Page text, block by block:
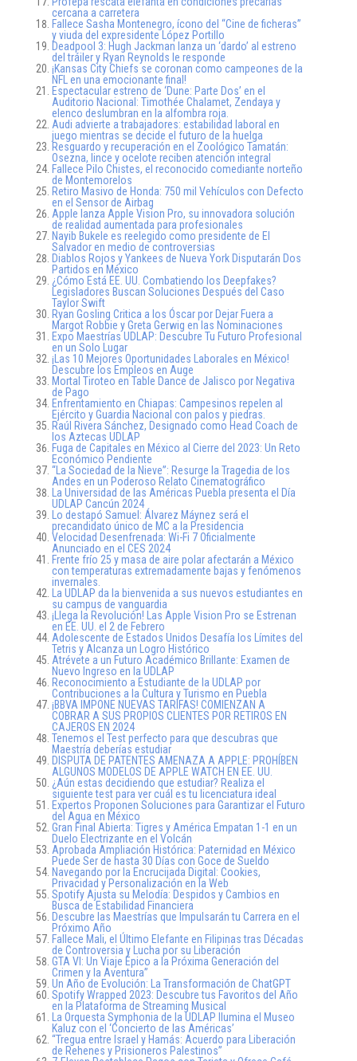
cercana a carretera
Fallece Sasha Montenegro, ícono del “Cine de ficheras”
y viuda del expresidente López Portillo
Deadpool 3: Hugh Jackman lanza un ‘dardo’ al estreno
del tráiler y Ryan Reynolds le responde
¡Kansas City Chiefs se coronan como campeones de la
NFL en una emocionante final!
Espectacular estreno de ‘Dune: Parte Dos’ en el
Auditorio Nacional: Timothée Chalamet, Zendaya y
elenco deslumbran en la alfombra roja.
Audi advierte a trabajadores: estabilidad laboral en
juego mientras se decide el futuro de la huelga
Resguardo y recuperación en el Zoológico Tamatán:
Osezna, lince y ocelote reciben atención integral
Fallece Pilo Chistes, el reconocido comediante norteño
de Montemorelos
Retiro Masivo de Honda: 750 mil Vehículos con Defecto
en el Sensor de Airbag
Apple lanza Apple Vision Pro, su innovadora solución
de realidad aumentada para profesionales
Nayib Bukele es reelegido como presidente de El
Salvador en medio de controversias
Diablos Rojos y Yankees de Nueva York Disputarán Dos
Partidos en México
¿Cómo Está EE. UU. Combatiendo los Deepfakes?
Legisladores Buscan Soluciones Después del Caso
Taylor Swift
Ryan Gosling Critica a los Óscar por Dejar Fuera a
Margot Robbie y Greta Gerwig en las Nominaciones
Expo Maestrías UDLAP: Descubre Tu Futuro Profesional
en un Solo Lugar
¡Las 10 Mejores Oportunidades Laborales en México!
Descubre los Empleos en Auge
Mortal Tiroteo en Table Dance de Jalisco por Negativa
de Pago
Enfrentamiento en Chiapas: Campesinos repelen al
Ejército y Guardia Nacional con palos y piedras.
Raúl Rivera Sánchez, Designado como Head Coach de
los Aztecas UDLAP
Fuga de Capitales en México al Cierre del 2023: Un Reto
Económico Pendiente
“La Sociedad de la Nieve”: Resurge la Tragedia de los
Andes en un Poderoso Relato Cinematográfico
La Universidad de las Américas Puebla presenta el Día
UDLAP Cancún 2024
Lo destapó Samuel: Álvarez Máynez será el
precandidato único de MC a la Presidencia
Velocidad Desenfrenada: Wi-Fi 7 Oficialmente
Anunciado en el CES 2024
Frente frío 25 y masa de aire polar afectarán a México
con temperaturas extremadamente bajas y fenómenos
invernales.
La UDLAP da la bienvenida a sus nuevos estudiantes en
su campus de vanguardia
¡Llega la Revolución! Las Apple Vision Pro se Estrenan
en EE. UU. el 2 de Febrero
Adolescente de Estados Unidos Desafía los Límites del
Tetris y Alcanza un Logro Histórico
Atrévete a un Futuro Académico Brillante: Examen de
Nuevo Ingreso en la UDLAP
Reconocimiento a Estudiante de la UDLAP por
Contribuciones a la Cultura y Turismo en Puebla
¡BBVA IMPONE NUEVAS TARIFAS! COMIENZAN A
COBRAR A SUS PROPIOS CLIENTES POR RETIROS EN
CAJEROS EN 2024
Tenemos el Test perfecto para que descubras que
Maestría deberías estudiar
DISPUTA DE PATENTES AMENAZA A APPLE: PROHÍBEN
ALGUNOS MODELOS DE APPLE WATCH EN EE. UU.
¿Aún estas decidiendo que estudiar? Realiza el
siguiente test para ver cuál es tu licenciatura ideal
Expertos Proponen Soluciones para Garantizar el Futuro
del Agua en México
Gran Final Abierta: Tigres y América Empatan 1-1 en un
Duelo Electrizante en el Volcán
Aprobada Ampliación Histórica: Paternidad en México
Puede Ser de hasta 30 Días con Goce de Sueldo
Navegando por la Encrucijada Digital: Cookies,
Privacidad y Personalización en la Web
Spotify Ajusta su Melodía: Despidos y Cambios en
Busca de Estabilidad Financiera
Descubre las Maestrías que Impulsarán tu Carrera en el
Próximo Año
Fallece Mali, el Último Elefante en Filipinas tras Décadas
de Controversia y Lucha por su Liberación
GTA VI: Un Viaje Épico a la Próxima Generación del
Crimen y la Aventura”
Un Año de Evolución: La Transformación de ChatGPT
Spotify Wrapped 2023: Descubre tus Favoritos del Año
en la Plataforma de Streaming Musical
La Orquesta Symphonia de la UDLAP Ilumina el Museo
Kaluz con el ‘Concierto de las Américas’
“Tregua entre Israel y Hamás: Acuerdo para Liberación
de Rehenes y Prisioneros Palestinos”